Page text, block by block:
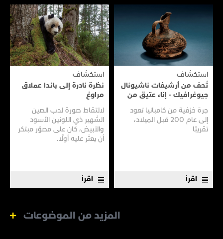
استكشاف
تُحف من أرشيفات ناشيونال
جيوغرافيك - إناء عتيق من
جرة خزفية من كامبانيا تعود
إلى عام 200 قبل الميلاد،
تقريبًا
اقرأ
استكشاف
نظرة نادرة إلى بانـدا عملاق
مراوغ
لالتقاط صورة لدب الصين
الشهير ذي اللونين الأسود
والأبيض، كان على مصوّر مبتكر
أن يعثر عليه أولًا.
اقرأ
المزيد من الموضوعات